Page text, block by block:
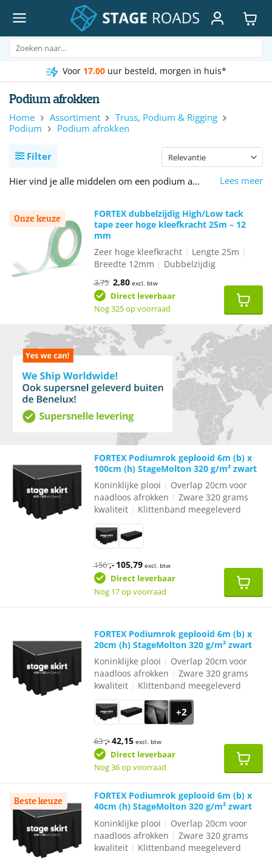
naar
inhoud
Zoeken
naar:
Voor 17.00uur besteld, morgen in huis*
Podium afrokken
Home Assortiment
Truss, Podium & Rigging
Podium
Podium afrokken
Filter
Hier vind je alle middelen om een podium af te rokken. Onder andere het FORTEX Deco-molton is speciaal ontwikkeld om het podium af te werken. Afhankelijk van de hoogte en breedte van je podium zijn deze doeken eenvoudig op maat te bestellen. Het podium is dankzij de afrok compleet en heeft een nette uitstraling. De afrokken kunnen worden bevestigd met klittenband of dubbelzijde tape. Lees meer
Onze keuze
FORTEX dubbelzijdig High/Low tack
tape zeer hoge kleefkracht 25m – 12
mm
Zeer hoge kleefkracht Lengte 25m
Breedte 12mm
Dubbelzijdig
3,75 Oorspronkelijke
prijs
was:
2,80Huidige
prijs
is:
excl. btw
Direct leverbaar
Nog 325 op voorraad
FORTEX Podiumrok geplooid 6m (b) x
100cm (h) StageMolton 320 g/m² zwart
Koninklijke plooi
Overlap 20cm voor
naadloos afrokken |Zware 320 grams
kwaliteit
Klittenband meegeleverd
156 ,- Oorspronkelijke
prijs
was:
105,79Huidige
prijs
is:
excl. btw
Direct leverbaar
Nog 17 op voorraad
FORTEX Podiumrok geplooid 6m (b) x
20cm (h) StageMolton 320 g/m² zwart
Koninklijke plooi
Overlap 20cm voor
naadloos afrokken |Zware 320 grams
kwaliteit
Klittenband meegeleverd
+2
63 ,-Oorspronkelijke
prijs
was:
42,15Huidige
prijs
is:
excl. btw
Direct leverbaar
Nog 36 op voorraad
Beste keuze
FORTEX Podiumrok geplooid 6m (b) x
40cm (h) StageMolton 320 g/m² zwart
Koninklijke plooi
Overlap 20cm voor
naadloos afrokken |Zware 320 grams
kwaliteit
Klittenband meegeleverd